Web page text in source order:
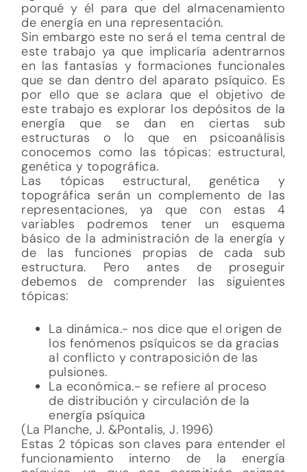
porqué y él para que del almacenamiento
de energía en una representación.
Sin embargo este no será el tema central de
este trabajo ya que implicaría adentrarnos
en las fantasías y formaciones funcionales
que se dan dentro del aparato psíquico. Es
por ello que se aclara que el objetivo de
este trabajo es explorar los depósitos de la
energía que se dan en ciertas sub
estructuras o lo que en psicoanálisis
conocemos como las tópicas: estructural,
genética y topográfica.
Las tópicas estructural, genética y
topográfica serán un complemento de las
representaciones, ya que con estas 4
variables podremos tener un esquema
básico de la administración de la energía y
de las funciones propias de cada sub
estructura. Pero antes de proseguir
debemos de comprender las siguientes
tópicas:
La dinámica.- nos dice que el origen de
los fenómenos psíquicos se da gracias
al conflicto y contraposición de las
pulsiones.
La económica.- se refiere al proceso
de distribución y circulación de la
energía psíquica
(La Planche, J. &Pontalis, J. 1996)
Estas 2 tópicas son claves para entender el
funcionamiento interno de la energía